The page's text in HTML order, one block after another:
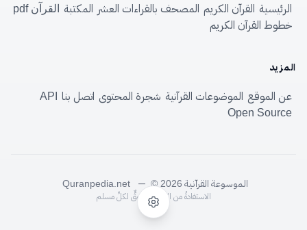
الرئيسية القرآن الكريم المصحف بالقراءات العشر المكتبة القرآن pdf
خطوط القرآن الكريم
المزيد
عن الموقع الموضوعات القرآنية شجرة المحتوى اتصل بنا
API
Open Source
الموسوعة القرآنية Quranpedia.net — © 2026
الاستفادةُ من الموسوعةِ حقٌّ لكلِّ مسلم